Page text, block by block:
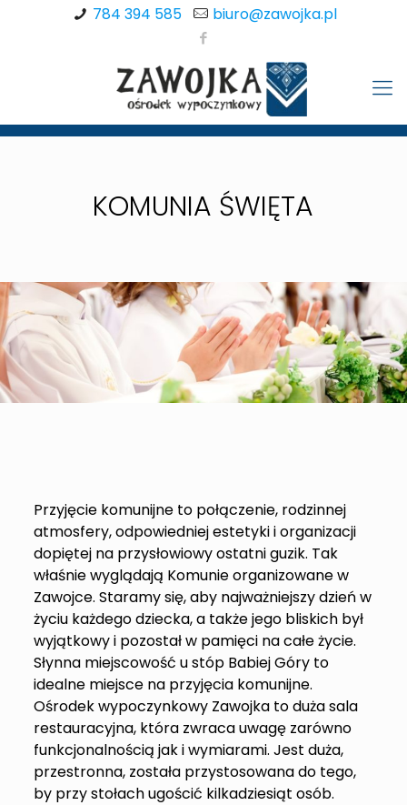
784 394 585 biuro@zawojka.pl
KOMUNIA ŚWIĘTA
Przyjęcie komunijne to połączenie, rodzinnej
atmosfery, odpowiedniej estetyki i organizacji
dopiętej na przysłowiowy ostatni guzik. Tak
właśnie wyglądają Komunie organizowane w
Zawojce. Staramy się, aby najważniejszy dzień w
życiu każdego dziecka, a także jego bliskich był
wyjątkowy i pozostał w pamięci na całe życie.
Słynna miejscowość u stóp Babiej Góry to
idealne miejsce na przyjęcia komunijne.
Ośrodek wypoczynkowy Zawojka to duża sala
restauracyjna, która zwraca uwagę zarówno
funkcjonalnością jak i wymiarami. Jest duża,
przestronna, została przystosowana do tego,
by przy stołach ugościć kilkadziesiąt osób.